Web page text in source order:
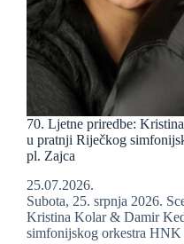
70. Ljetne priredbe:
u pratnji Riječkog
pl. Zajca
25.07.2026.
Subota, 25. srpnja 2026.
Kristina Kolar & Damir
simfonijskog orkestra HNK